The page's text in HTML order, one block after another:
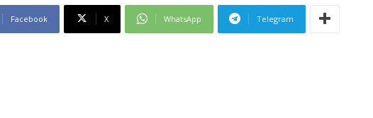
Facebook X WhatsApp Telegram